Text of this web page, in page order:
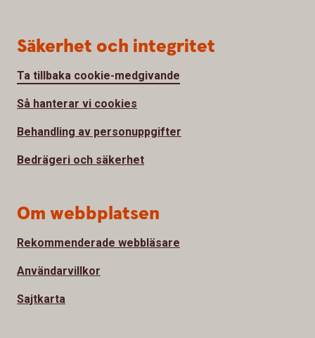
Säkerhet och integritet
Ta tillbaka cookie-medgivande
Så hanterar vi cookies
Behandling av personuppgifter
Bedrägeri och säkerhet
Om webbplatsen
Rekommenderade webbläsare
Användarvillkor
Sajtkarta